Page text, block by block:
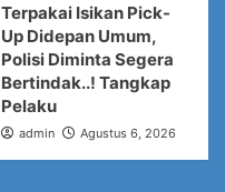
Terpakai Isikan Pick-
Up Didepan Umum,
Polisi Diminta Segera
Bertindak..! Tangkap
Pelaku
admin Agustus 6, 2026